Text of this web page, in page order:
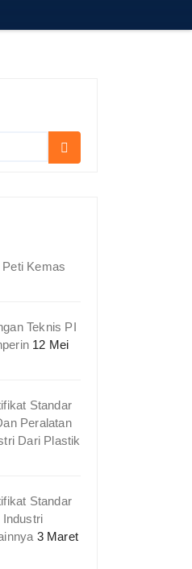
Kemas
Teknis PI
12 Mei
Standar
Peralatan
Dari Plastik
Standar
Industri
3 Maret